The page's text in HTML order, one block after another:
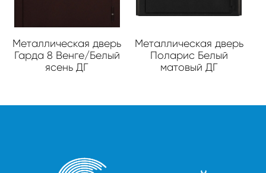
Металлическая дверь
Гарда 8 Венге/Белый
ясень ДГ
Металлическая дверь
Поларис Белый
матовый ДГ